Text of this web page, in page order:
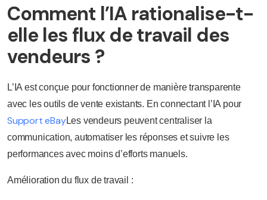
Comment l’IA rationalise-t-
elle les flux de travail des
vendeurs ?
L’IA est conçue pour fonctionner de manière transparente
avec les outils de vente existants. En connectant l’IA pour
Support eBayLes vendeurs peuvent centraliser la
communication, automatiser les réponses et suivre les
performances avec moins d’efforts manuels.
Amélioration du flux de travail :